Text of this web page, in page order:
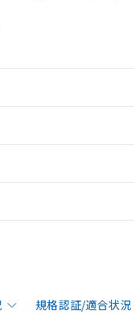
規格認証/適合状況